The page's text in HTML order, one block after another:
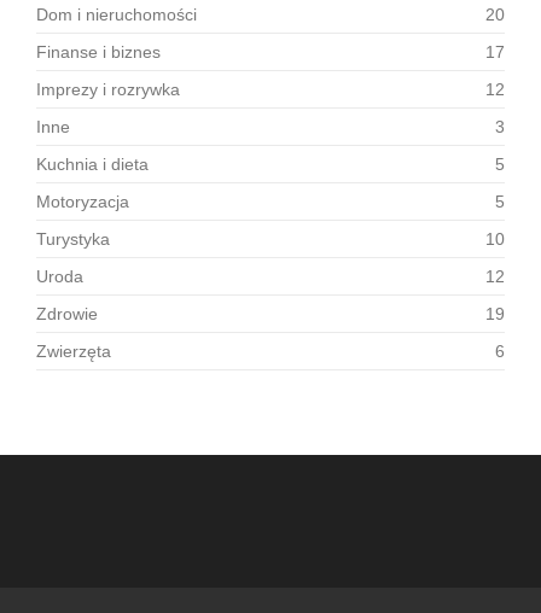
Dom i nieruchomości
20
Finanse i biznes
17
Imprezy i rozrywka
12
Inne
3
Kuchnia i dieta
5
Motoryzacja
5
Turystyka
10
Uroda
12
Zdrowie
19
Zwierzęta
6